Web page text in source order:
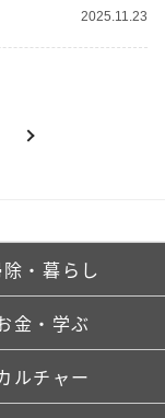
2025.11.23
・暮らし
金・学ぶ
ルチャー